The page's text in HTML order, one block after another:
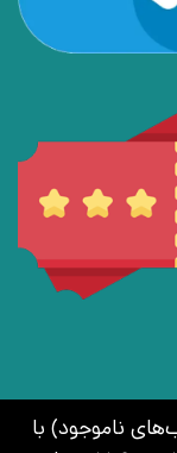
ناموجود) با